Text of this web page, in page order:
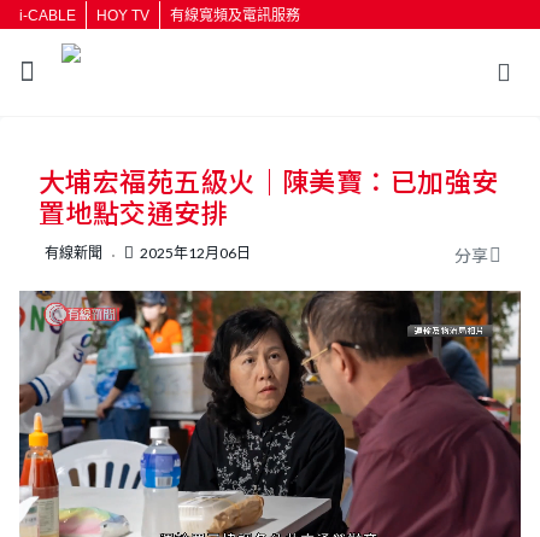
i-CABLE HOY TV 有線寬頻及電訊服務
大埔宏福苑五級火｜陳美寶：已加強安
置地點交通安排
有線新聞 2025年12月06日 分享